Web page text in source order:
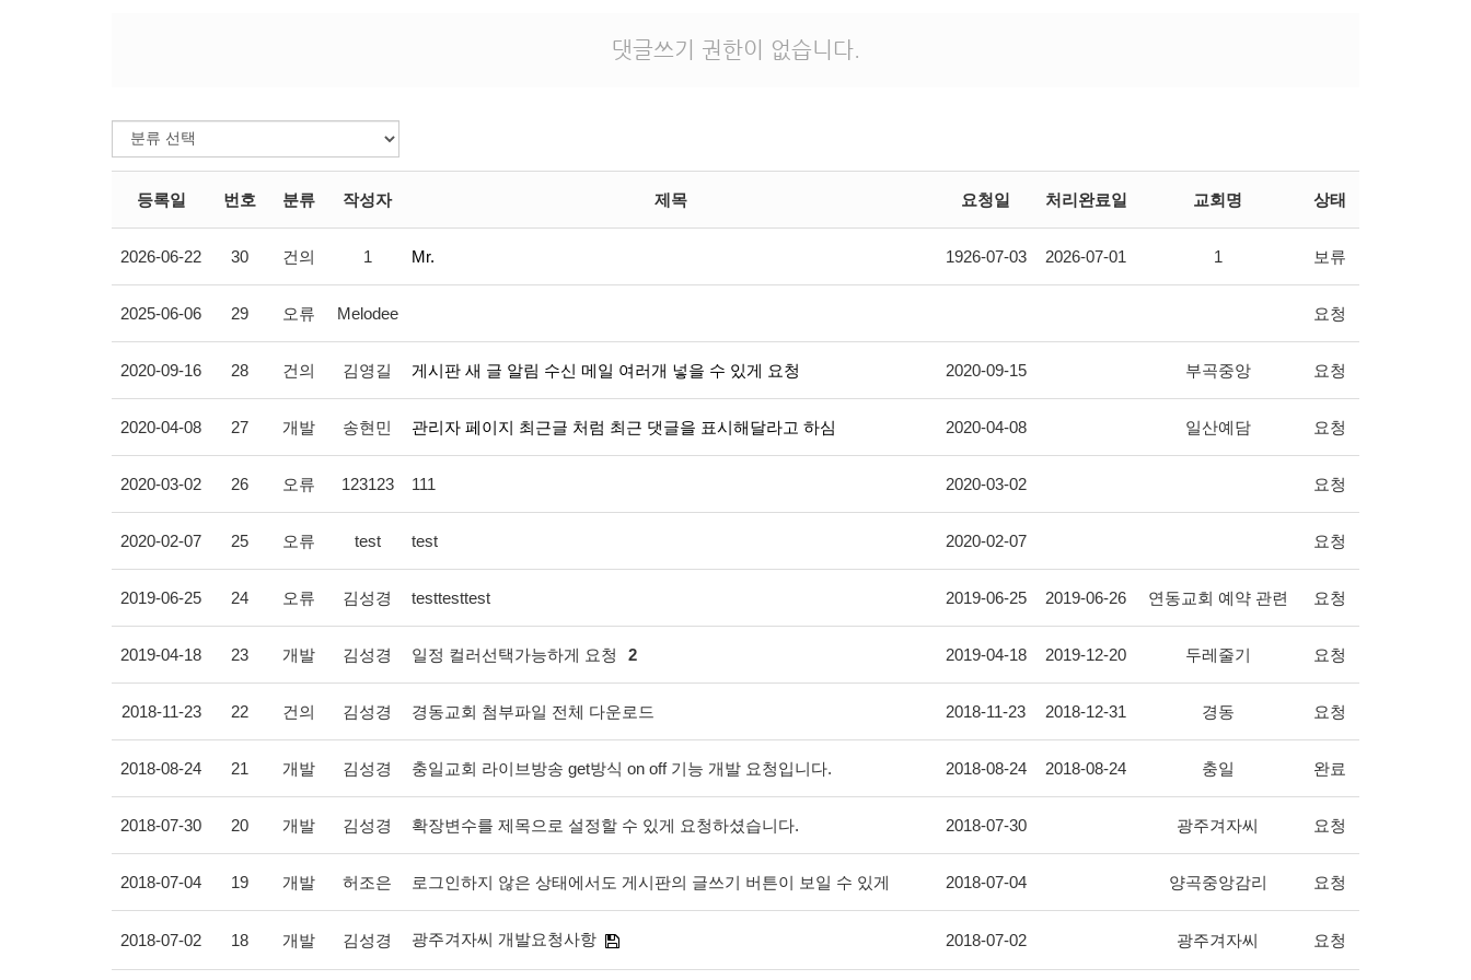
댓글쓰기 권한이 없습니다.
등록일 번호 분류 작성자 제목 요청일 처리완료일 교회명 상태
2026-06-22 30 건의 1 Mr. 1926-07-03 2026-07-01 1 보류
2025-06-06 29 오류 Melodee 요청
2020-09-16 28 건의 김영길 게시판 새 글 알림 수신 메일 여러개 넣을 수 있게 요청 2020-09-15 부곡중앙 요청
2020-04-08 27 개발 송현민 관리자 페이지 최근글 처럼 최근 댓글을 표시해달라고 하심 2020-04-08 일산예담 요청
2020-03-02 26 오류 123123 111 2020-03-02 요청
2020-02-07 25 오류 test test 2020-02-07 요청
2019-06-25 24 오류 김성경 testtesttest 2019-06-25 2019-06-26 연동교회 예약 관련 요청
2019-04-18 23 개발 김성경 일정 컬러선택가능하게 요청 2 2019-04-18 2019-12-20 두레줄기 요청
2018-11-23 22 건의 김성경 경동교회 첨부파일 전체 다운로드 2018-11-23 2018-12-31 경동 요청
2018-08-24 21 개발 김성경 충일교회 라이브방송 get방식 on off 기능 개발 요청입니다. 2018-08-24 2018-08-24 충일 완료
2018-07-30 20 개발 김성경 확장변수를 제목으로 설정할 수 있게 요청하셨습니다. 2018-07-30 광주겨자씨 요청
2018-07-04 19 개발 허조은 로그인하지 않은 상태에서도 게시판의 글쓰기 버튼이 보일 수 있게 2018-07-04 양곡중앙감리 요청
2018-07-02 18 개발 김성경 광주겨자씨 개발요청사항 2018-07-02 광주겨자씨 요청